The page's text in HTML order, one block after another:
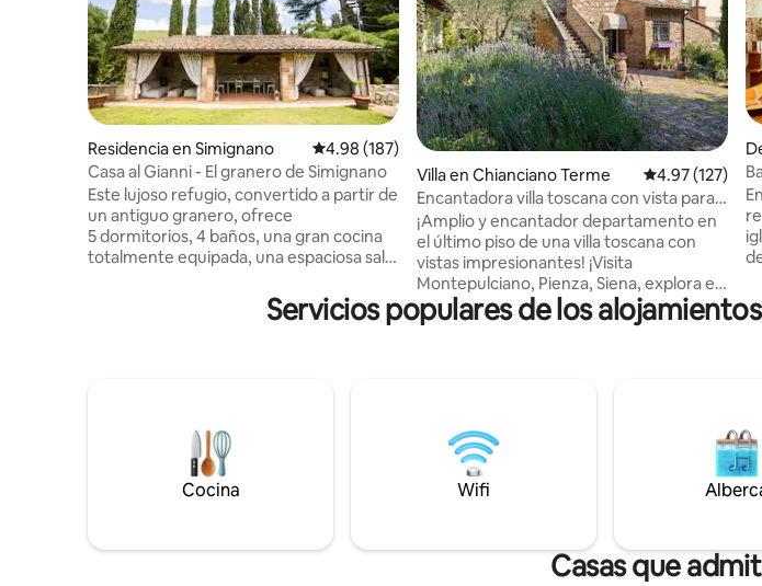
Residencia en Simignano Calificación promedio: 4.98 de 5; 187 evaluaciones
4.98 (187)
Casa al Gianni - El granero de Simignano
Este lujoso refugio, convertido a partir de
un antiguo granero, ofrece
5 dormitorios, 4 baños, una gran cocina
totalmente equipada, una espaciosa sala
estacionamiento, una bañera de
hidromasaje, un patio con sofás, una
grupos, promete veladas mágicas bajo
las estrellas, incluida la relajación en el
jacuzzi y cenas al aire libre. ¡Te espera
Villa en Chianciano Terme Calificación
4.97 (127)
Encantadora villa toscana con vista para
familiares y amigos
¡Amplio y encantador departamento en
el último piso de una villa toscana con
vistas impresionantes! ¡Visita
Montepulciano, Pienza, Siena, explora el
campo, los viñedos y las aguas termales,
practica senderismo o ciclismo eléctrico,
tu uso personal. Podemos organizar
visitas a bodegas y degustaciones, clases
de cocina y cenas privadas. ¡NUEVO
jacuzzi con vista a la verde cima de la
Servicios populares de los
Cocina Wifi
Casas que